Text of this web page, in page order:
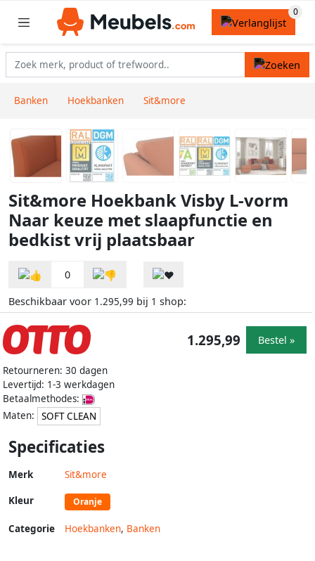
Banken Hoekbanken Sit&more
Sit&more Hoekbank Visby L-vorm
Naar keuze met slaapfunctie en
bedkist vrij plaatsbaar
0
Beschikbaar voor 1.295,99 bij 1 shop:
Retourneren: 30 dagen
Levertijd: 1-3 werkdagen
Betaalmethodes:
Maten:
SOFT CLEAN
1.295,99 Bestel »
Specificaties
Merk Sit&more
Kleur Oranje
Categorie Hoekbanken, Banken